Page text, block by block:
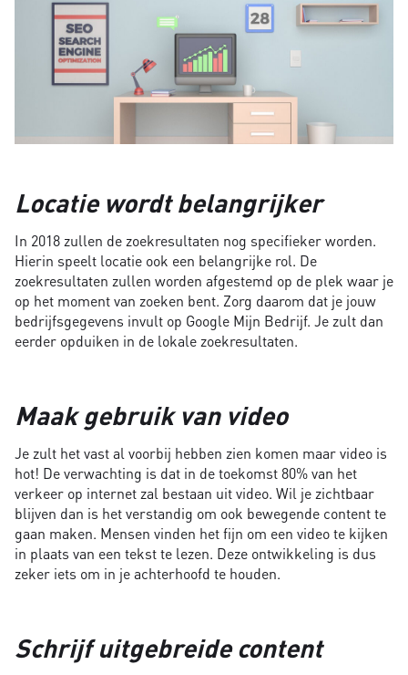
Locatie wordt belangrijker
In 2018 zullen de zoekresultaten nog specifieker worden.
Hierin speelt locatie ook een belangrijke rol. De
zoekresultaten zullen worden afgestemd op de plek waar je
op het moment van zoeken bent. Zorg daarom dat je jouw
bedrijfsgegevens invult op Google Mijn Bedrijf. Je zult dan
eerder opduiken in de lokale zoekresultaten.
Maak gebruik van video
Je zult het vast al voorbij hebben zien komen maar video is
hot! De verwachting is dat in de toekomst 80% van het
verkeer op internet zal bestaan uit video. Wil je zichtbaar
blijven dan is het verstandig om ook bewegende content te
gaan maken. Mensen vinden het fijn om een video te kijken
in plaats van een tekst te lezen. Deze ontwikkeling is dus
zeker iets om in je achterhoofd te houden.
Schrijf uitgebreide content